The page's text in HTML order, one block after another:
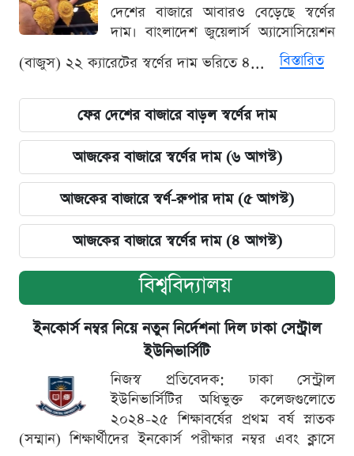
দেশের বাজারে আবারও বেড়েছে স্বর্ণের
দাম। বাংলাদেশ জুয়েলার্স অ্যাসোসিয়েশন
(বাজুস) ২২ ক্যারেটের স্বর্ণের দাম ভরিতে ৪...
বিস্তারিত
ফের দেশের বাজারে বাড়ল স্বর্ণের দাম
আজকের বাজারে স্বর্ণের দাম (৬ আগস্ট)
আজকের বাজারে স্বর্ণ-রুপার দাম (৫ আগস্ট)
আজকের বাজারে স্বর্ণের দাম (৪ আগস্ট)
বিশ্ববিদ্যালয়
ইনকোর্স নম্বর নিয়ে নতুন নির্দেশনা দিল ঢাকা সেন্ট্রাল
ইউনিভার্সিটি
নিজস্ব প্রতিবেদক: ঢাকা সেন্ট্রাল
ইউনিভার্সিটির অধিভুক্ত কলেজগুলোতে
২০২৪-২৫ শিক্ষাবর্ষের প্রথম বর্ষ স্নাতক
(সম্মান) শিক্ষার্থীদের ইনকোর্স পরীক্ষার নম্বর এবং ক্লাসে